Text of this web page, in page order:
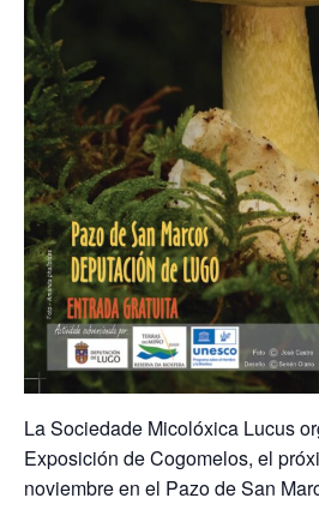
La Sociedade Micolóxica Lucus
Exposición de Cogomelos, el
noviembre en el Pazo de San